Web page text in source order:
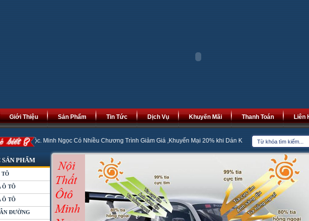
Giới Thiệu Sản Phẩm Tin Tức Dịch Vụ Khuyến Mãi Thanh Toán Liên
Ngọc Có Nhiều Chương Trình Giảm Giá ,Khuyến Mại 20% khi Dán Kính Cách Nhiệt Bọc Đệm Ghế Da
SẢN PHẨM
TÔ
Ô TÔ
Ô TÔ
ĐƯỜNG